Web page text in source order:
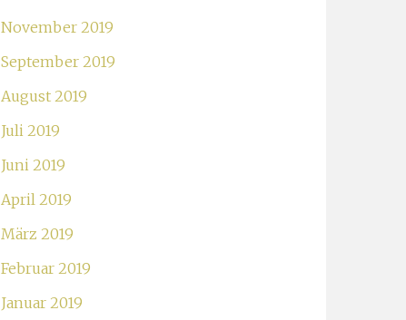
November 2019
September 2019
August 2019
Juli 2019
Juni 2019
April 2019
März 2019
Februar 2019
Januar 2019